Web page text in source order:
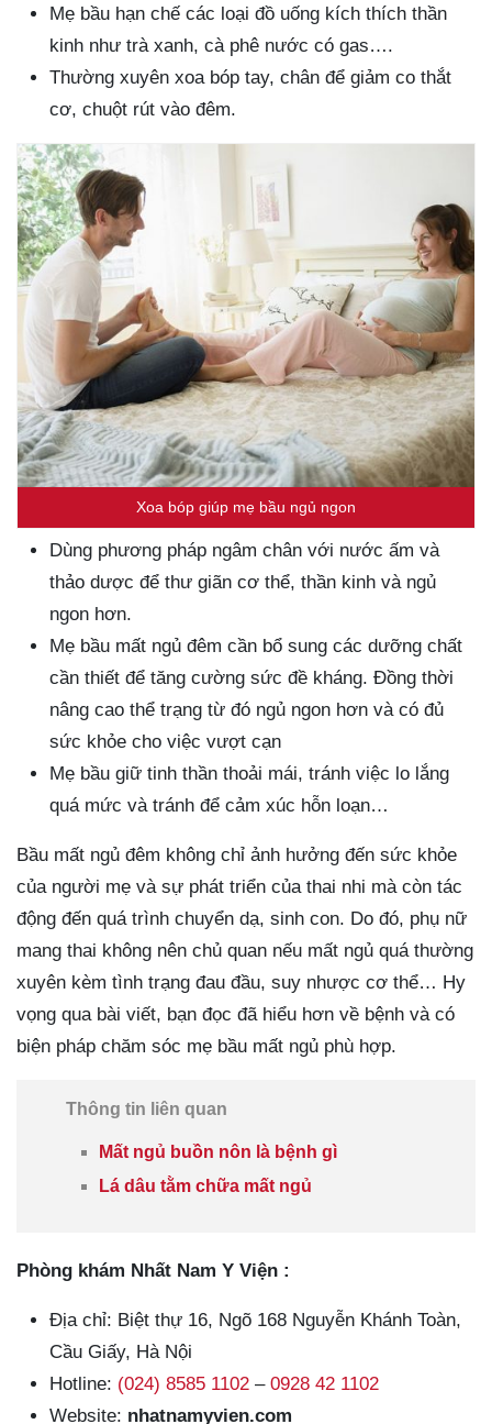
Mẹ bầu hạn chế các loại đồ uống kích thích thần
kinh như trà xanh, cà phê nước có gas….
Thường xuyên xoa bóp tay, chân để giảm co thắt
cơ, chuột rút vào đêm.
Xoa bóp giúp mẹ bầu ngủ ngon
Dùng phương pháp ngâm chân với nước ấm và
thảo dược để thư giãn cơ thể, thần kinh và ngủ
ngon hơn.
Mẹ bầu mất ngủ đêm cần bổ sung các dưỡng chất
cần thiết để tăng cường sức đề kháng. Đồng thời
nâng cao thể trạng từ đó ngủ ngon hơn và có đủ
sức khỏe cho việc vượt cạn
Mẹ bầu giữ tinh thần thoải mái, tránh việc lo lắng
quá mức và tránh để cảm xúc hỗn loạn…
Bầu mất ngủ đêm không chỉ ảnh hưởng đến sức khỏe
của người mẹ và sự phát triển của thai nhi mà còn tác
động đến quá trình chuyển dạ, sinh con. Do đó, phụ nữ
mang thai không nên chủ quan nếu mất ngủ quá thường
xuyên kèm tình trạng đau đầu, suy nhược cơ thể… Hy
vọng qua bài viết, bạn đọc đã hiểu hơn về bệnh và có
biện pháp chăm sóc mẹ bầu mất ngủ phù hợp.
Thông tin liên quan
Mất ngủ buồn nôn là bệnh gì
Lá dâu tằm chữa mất ngủ
Phòng khám Nhất Nam Y Viện :
Địa chỉ: Biệt thự 16, Ngõ 168 Nguyễn Khánh Toàn,
Cầu Giấy, Hà Nội
Hotline: (024) 8585 1102 – 0928 42 1102
Website: nhatnamyvien.com